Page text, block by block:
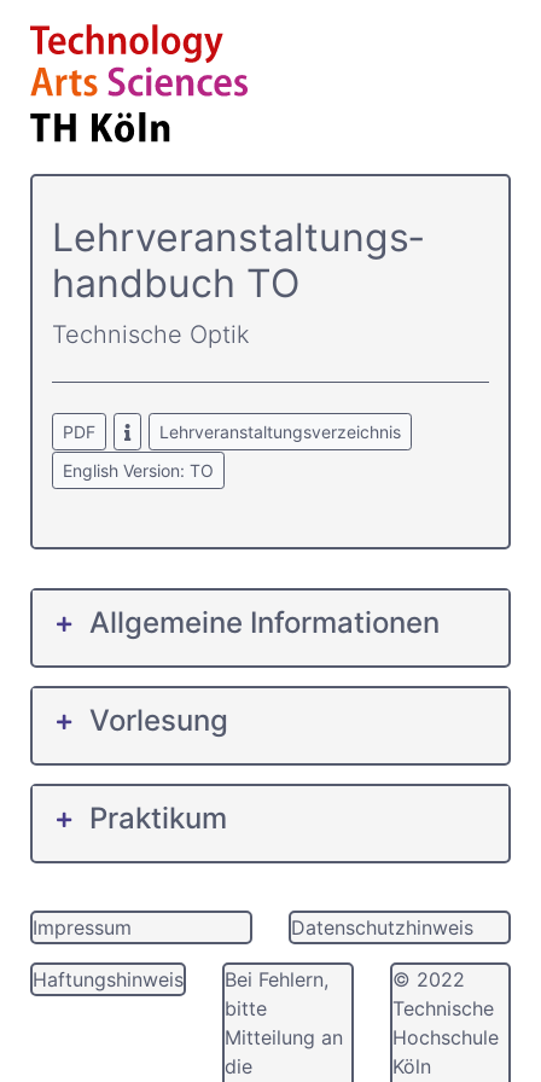
Lehrver­anstaltungs­
handbuch TO
Technische Optik
PDF
Lehrveranstaltungsverzeichnis
English Version: TO
Allgemeine Informationen
Vorlesung
Praktikum
Impressum Datenschutzhinweis
Haftungshinweis
Bei Fehlern,
bitte
Mitteilung an
die
© 2022
Technische
Hochschule
Köln